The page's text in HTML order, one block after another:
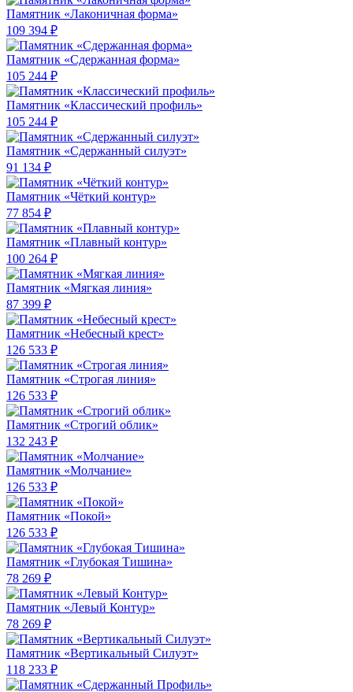
Памятник «Лаконичная форма»
109 394 ₽
Памятник «Сдержанная форма»
105 244 ₽
Памятник «Классический профиль»
105 244 ₽
Памятник «Сдержанный силуэт»
91 134 ₽
Памятник «Чёткий контур»
77 854 ₽
Памятник «Плавный контур»
100 264 ₽
Памятник «Мягкая линия»
87 399 ₽
Памятник «Небесный крест»
126 533 ₽
Памятник «Строгая линия»
126 533 ₽
Памятник «Строгий облик»
132 243 ₽
Памятник «Молчание»
126 533 ₽
Памятник «Покой»
126 533 ₽
Памятник «Глубокая Тишина»
78 269 ₽
Памятник «Левый Контур»
78 269 ₽
Памятник «Вертикальный Силуэт»
118 233 ₽